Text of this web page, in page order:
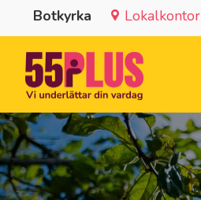
Botkyrka Lokalkontor